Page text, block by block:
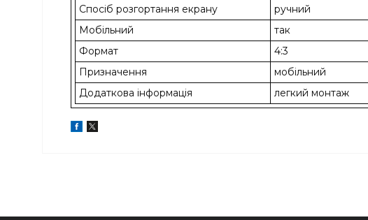
Спосіб розгортання екрану
ручний
Мобільний
так
Формат
4:3
Призначення
мобільний
Додаткова інформація
легкий монтаж